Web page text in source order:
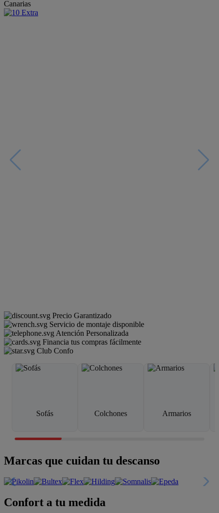
Canarias
Precio Garantizado
Servicio de montaje disponible
Atención Personalizada
Financia tus compras fácilmente
Club Confo
Sofás Colchones Armarios
Marcas que cuidan tu descanso
Confort a tu medida